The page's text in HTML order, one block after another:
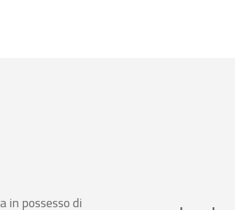
in possesso di